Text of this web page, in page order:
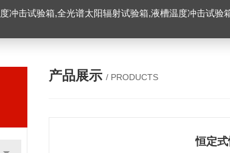
冲击试验箱,全光谱太阳辐射试验箱,液槽温度冲击试验
产品展示 / PRODUCTS
恒定